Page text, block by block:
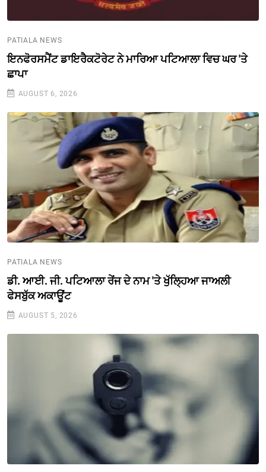
PATIALA NEWS
ਇਨਫੋਰਸਮੈਂਟ ਡਾਇਰੈਕਟੋਰੇਟ ਨੇ ਮਾਰਿਆ ਪਟਿਆਲਾ ਵਿਚ ਘਰ 'ਤੇ
ਛਾਪਾ
AUGUST 6, 2026
PATIALA NEWS
ਡੀ. ਆਈ. ਜੀ. ਪਟਿਆਲਾ ਰੇਂਜ ਦੇ ਨਾਮ 'ਤੇ ਖੁੱਲ੍ਹਿਆ ਜਾਅਲੀ
ਫੇਸਬੁੱਕ ਅਕਾਊਂਟ
AUGUST 5, 2026